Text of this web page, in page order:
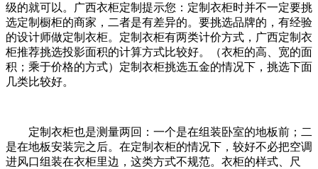
级的就可以。广西衣柜定制提示您：定制衣柜时并不一定要挑
选定制橱柜的商家，二者是有差异的。要挑选品牌的，有经验
的设计师做定制衣柜。定制衣柜有两类计价方式，广西定制衣
柜推荐挑选投影面积的计算方式比较好。（衣柜的高、宽的面
积；乘于价格的方式）定制衣柜挑选五金的情况下，挑选下面
几类比较好。
定制衣柜也是测量两回：一个是在组装卧室的地板前；二
是在地板安装完之后。在定制衣柜的情况下，较好不必把空调
进风口组装在衣柜里边，这类方式不规范。衣柜的样式、尺